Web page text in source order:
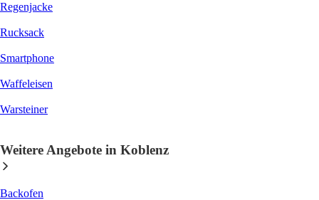
Regenjacke
Rucksack
Smartphone
Waffeleisen
Warsteiner
Weitere Angebote in Koblenz
Backofen